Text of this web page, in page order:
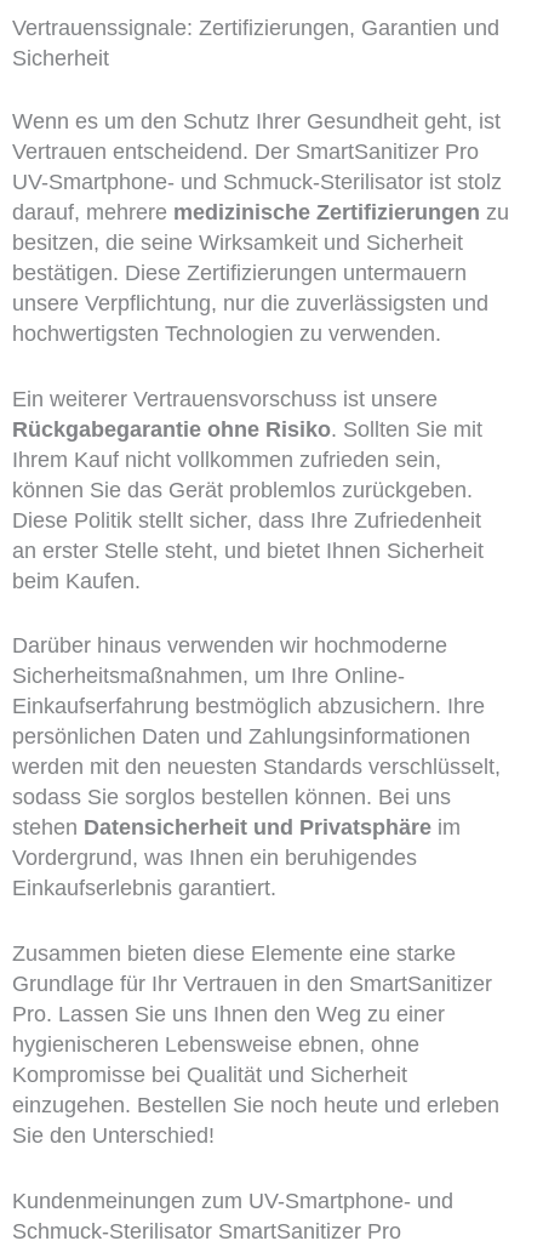
Vertrauenssignale: Zertifizierungen, Garantien und
Sicherheit
Wenn es um den Schutz Ihrer Gesundheit geht, ist
Vertrauen entscheidend. Der SmartSanitizer Pro
UV-Smartphone- und Schmuck-Sterilisator ist stolz
darauf, mehrere medizinische Zertifizierungen zu
besitzen, die seine Wirksamkeit und Sicherheit
bestätigen. Diese Zertifizierungen untermauern
unsere Verpflichtung, nur die zuverlässigsten und
hochwertigsten Technologien zu verwenden.
Ein weiterer Vertrauensvorschuss ist unsere
Rückgabegarantie ohne Risiko. Sollten Sie mit
Ihrem Kauf nicht vollkommen zufrieden sein,
können Sie das Gerät problemlos zurückgeben.
Diese Politik stellt sicher, dass Ihre Zufriedenheit
an erster Stelle steht, und bietet Ihnen Sicherheit
beim Kaufen.
Darüber hinaus verwenden wir hochmoderne
Sicherheitsmaßnahmen, um Ihre Online-
Einkaufserfahrung bestmöglich abzusichern. Ihre
persönlichen Daten und Zahlungsinformationen
werden mit den neuesten Standards verschlüsselt,
sodass Sie sorglos bestellen können. Bei uns
stehen Datensicherheit und Privatsphäreim
Vordergrund, was Ihnen ein beruhigendes
Einkaufserlebnis garantiert.
Zusammen bieten diese Elemente eine starke
Grundlage für Ihr Vertrauen in den SmartSanitizer
Pro. Lassen Sie uns Ihnen den Weg zu einer
hygienischeren Lebensweise ebnen, ohne
Kompromisse bei Qualität und Sicherheit
einzugehen. Bestellen Sie noch heute und erleben
Sie den Unterschied!
Kundenmeinungen zum UV-Smartphone- und
Schmuck-Sterilisator SmartSanitizer Pro